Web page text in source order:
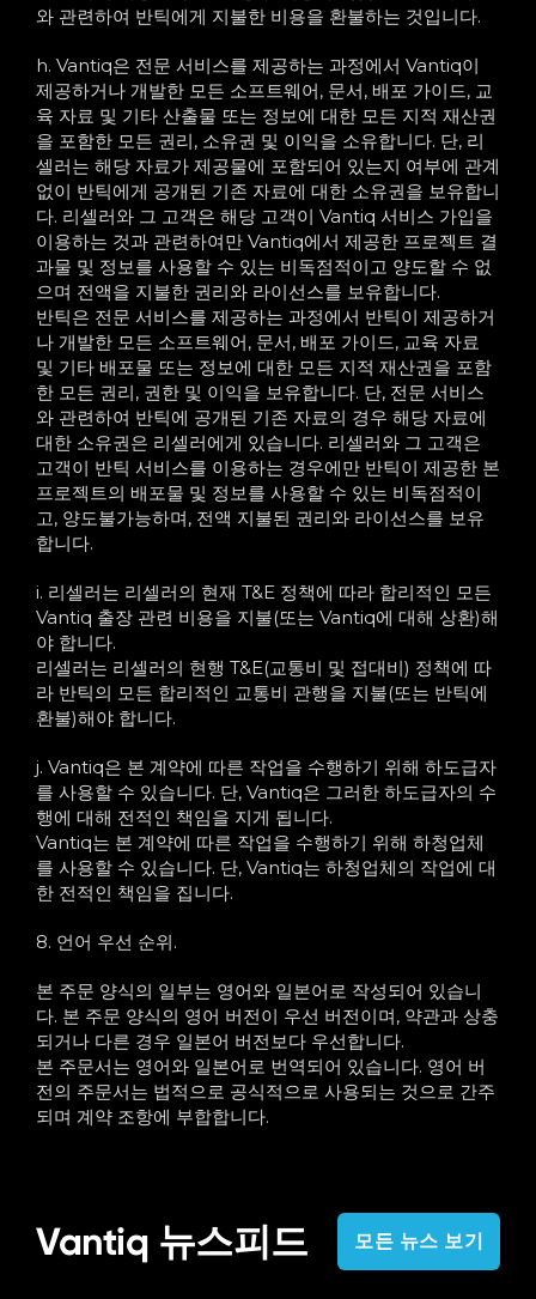
와 관련하여 반틱에게 지불한 비용을 환불하는 것입니다.
h. Vantiq은 전문 서비스를 제공하는 과정에서 Vantiq이
제공하거나 개발한 모든 소프트웨어, 문서, 배포 가이드, 교
육 자료 및 기타 산출물 또는 정보에 대한 모든 지적 재산권
을 포함한 모든 권리, 소유권 및 이익을 소유합니다. 단, 리
셀러는 해당 자료가 제공물에 포함되어 있는지 여부에 관계
없이 반틱에게 공개된 기존 자료에 대한 소유권을 보유합니
다. 리셀러와 그 고객은 해당 고객이 Vantiq 서비스 가입을
이용하는 것과 관련하여만 Vantiq에서 제공한 프로젝트 결
과물 및 정보를 사용할 수 있는 비독점적이고 양도할 수 없
으며 전액을 지불한 권리와 라이선스를 보유합니다.
반틱은 전문 서비스를 제공하는 과정에서 반틱이 제공하거
나 개발한 모든 소프트웨어, 문서, 배포 가이드, 교육 자료
및 기타 배포물 또는 정보에 대한 모든 지적 재산권을 포함
한 모든 권리, 권한 및 이익을 보유합니다. 단, 전문 서비스
와 관련하여 반틱에 공개된 기존 자료의 경우 해당 자료에
대한 소유권은 리셀러에게 있습니다. 리셀러와 그 고객은
고객이 반틱 서비스를 이용하는 경우에만 반틱이 제공한 본
프로젝트의 배포물 및 정보를 사용할 수 있는 비독점적이
고, 양도불가능하며, 전액 지불된 권리와 라이선스를 보유
합니다.
i. 리셀러는 리셀러의 현재 T&E 정책에 따라 합리적인 모든
Vantiq 출장 관련 비용을 지불(또는 Vantiq에 대해 상환)해
야 합니다.
리셀러는 리셀러의 현행 T&E(교통비 및 접대비) 정책에 따
라 반틱의 모든 합리적인 교통비 관행을 지불(또는 반틱에
환불)해야 합니다.
j. Vantiq은 본 계약에 따른 작업을 수행하기 위해 하도급자
를 사용할 수 있습니다. 단, Vantiq은 그러한 하도급자의 수
행에 대해 전적인 책임을 지게 됩니다.
Vantiq는 본 계약에 따른 작업을 수행하기 위해 하청업체
를 사용할 수 있습니다. 단, Vantiq는 하청업체의 작업에 대
한 전적인 책임을 집니다.
8. 언어 우선 순위.
본 주문 양식의 일부는 영어와 일본어로 작성되어 있습니
다. 본 주문 양식의 영어 버전이 우선 버전이며, 약관과 상충
되거나 다른 경우 일본어 버전보다 우선합니다.
본 주문서는 영어와 일본어로 번역되어 있습니다. 영어 버
전의 주문서는 법적으로 공식적으로 사용되는 것으로 간주
되며 계약 조항에 부합합니다.
Vantiq 뉴스피드 모든 뉴스 보기